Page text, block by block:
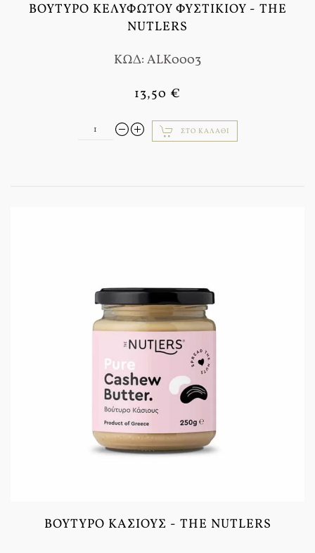
ΒΟΎΤΥΡΟ ΚΕΛΥΦΩΤΟΎ ΦΥΣΤΙΚΙΟΎ - THE
NUTLERS
ΚΩΔ: ALK0003
13,50 €
ΣΤΟ ΚΑΛΆΘΙ
ΒΟΎΤΥΡΟ ΚΆΣΙΟΥΣ - THE NUTLERS